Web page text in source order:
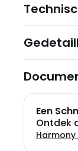
Een
Ontdek
Harmony